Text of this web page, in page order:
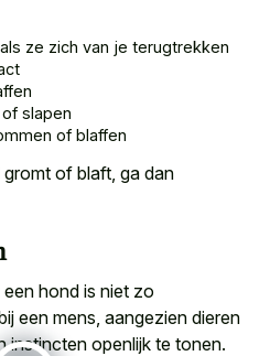
ze zich van je terugtrekken
slapen
of blaffen
of blaft, ga dan
hond is niet zo
een mens, aangezien dieren
instincten openlijk te tonen.